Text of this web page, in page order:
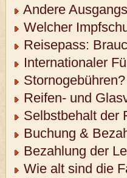
Andere
Welcher
Reisepass:
Internationaler
Stornogebühren?
Reifen- und
Selbstbehalt der
Buchung &
Bezahlung der
Wie alt sind die